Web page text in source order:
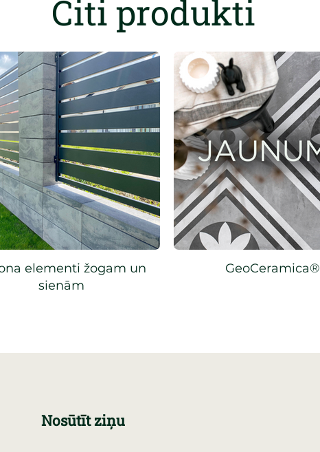
Citi produkti
elementi žogam un
sienām
GeoCeramica®
Nosūtīt ziņu